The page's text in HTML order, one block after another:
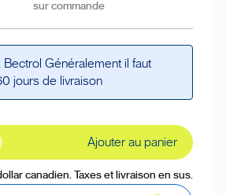
sur commande
Généralement il faut
jours de livraison
Ajouter au panier
canadien. Taxes et livraison en sus.